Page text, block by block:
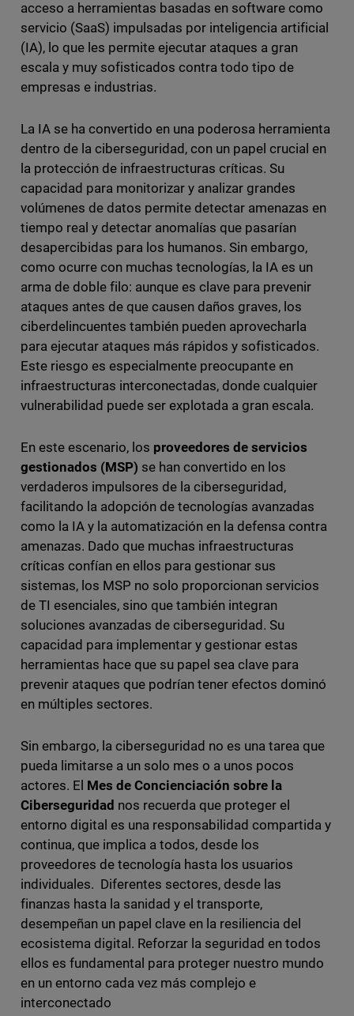
acceso a herramientas basadas en software como
servicio (SaaS) impulsadas por inteligencia artificial
(IA), lo que les permite ejecutar ataques a gran
escala y muy sofisticados contra todo tipo de
empresas e industrias.
La IA se ha convertido en una poderosa herramienta
dentro de la ciberseguridad, con un papel crucial en
la protección de infraestructuras críticas. Su
capacidad para monitorizar y analizar grandes
volúmenes de datos permite detectar amenazas en
tiempo real y detectar anomalías que pasarían
desapercibidas para los humanos. Sin embargo,
como ocurre con muchas tecnologías, la IA es un
arma de doble filo: aunque es clave para prevenir
ataques antes de que causen daños graves, los
ciberdelincuentes también pueden aprovecharla
para ejecutar ataques más rápidos y sofisticados.
Este riesgo es especialmente preocupante en
infraestructuras interconectadas, donde cualquier
vulnerabilidad puede ser explotada a gran escala.
En este escenario, los proveedores de servicios
gestionados (MSP) se han convertido en los
verdaderos impulsores de la ciberseguridad,
facilitando la adopción de tecnologías avanzadas
como la IA y la automatización en la defensa contra
amenazas. Dado que muchas infraestructuras
críticas confían en ellos para gestionar sus
sistemas, los MSP no solo proporcionan servicios
de TI esenciales, sino que también integran
soluciones avanzadas de ciberseguridad. Su
capacidad para implementar y gestionar estas
herramientas hace que su papel sea clave para
prevenir ataques que podrían tener efectos dominó
en múltiples sectores.
Sin embargo, la ciberseguridad no es una tarea que
pueda limitarse a un solo mes o a unos pocos
actores. El Mes de Concienciación sobre la
Ciberseguridad nos recuerda que proteger el
entorno digital es una responsabilidad compartida y
continua, que implica a todos, desde los
proveedores de tecnología hasta los usuarios
individuales. Diferentes sectores, desde las
finanzas hasta la sanidad y el transporte,
desempeñan un papel clave en la resiliencia del
ecosistema digital. Reforzar la seguridad en todos
ellos es fundamental para proteger nuestro mundo
en un entorno cada vez más complejo e
interconectado